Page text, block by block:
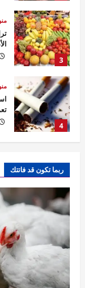
4
5
2
ربما تكون قد فاتتك